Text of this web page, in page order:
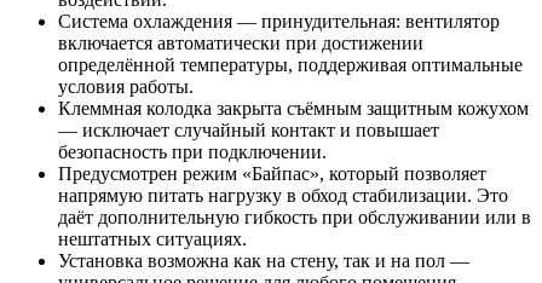
Система охлаждения — принудительная: вентилятор
включается автоматически при достижении
определённой температуры, поддерживая оптимальные
условия работы.
Клеммная колодка закрыта съёмным защитным кожухом
— исключает случайный контакт и повышает
безопасность при подключении.
Предусмотрен режим «Байпас», который позволяет
напрямую питать нагрузку в обход стабилизации. Это
даёт дополнительную гибкость при обслуживании или в
нештатных ситуациях.
Установка возможна как на стену, так и на пол —